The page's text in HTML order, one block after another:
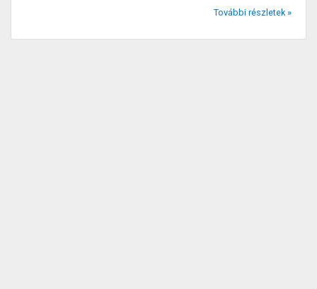
További részletek »